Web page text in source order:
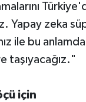
Yapay zeka
ile bu
taşıyacağız."
için